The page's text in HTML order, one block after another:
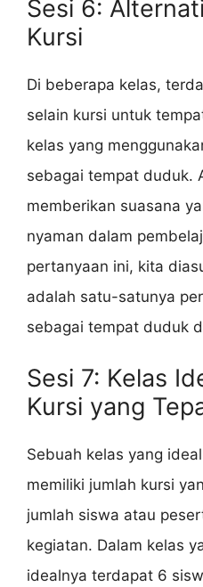
Sesi 6:
Kursi
Di beberapa kelas,
selain kursi untuk
kelas yang
sebagai tempat duduk.
memberikan suasana
nyaman dalam
pertanyaan ini, kita
adalah satu-satunya
sebagai tempat duduk
Sesi 7: Kelas
Kursi yang
Sebuah kelas yang
memiliki jumlah kursi
jumlah siswa atau
kegiatan. Dalam kelas
idealnya terdapat 6